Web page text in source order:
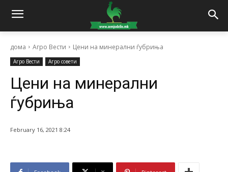
дома Агро Вести Цени на минерални ѓубриња
Агро Вести Агро совети
Цени на минерални
ѓубриња
February 16, 2021 8:24